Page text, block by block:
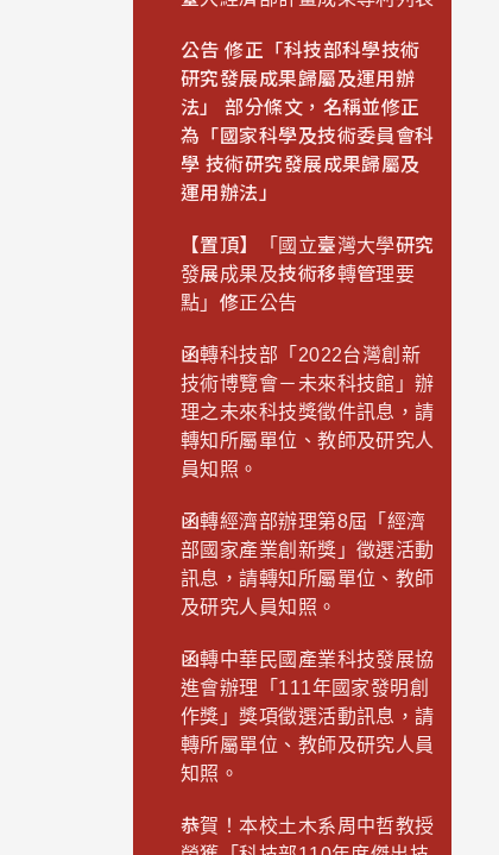
公告 修正「科技部科學技術
研究發展成果歸屬及運用辦
法」 部分條文，名稱並修正
為「國家科學及技術委員會科
學 技術研究發展成果歸屬及
運用辦法」
【置頂】「國立臺灣大學研究
發展成果及技術移轉管理要
點」修正公告
函轉科技部「2022台灣創新
技術博覽會－未來科技館」辦
理之未來科技獎徵件訊息，請
轉知所屬單位、教師及研究人
員知照。
函轉經濟部辦理第8屆「經濟
部國家產業創新獎」徵選活動
訊息，請轉知所屬單位、教師
及研究人員知照。
函轉中華民國產業科技發展協
進會辦理「111年國家發明創
作獎」獎項徵選活動訊息，請
轉所屬單位、教師及研究人員
知照。
恭賀！本校土木系周中哲教授